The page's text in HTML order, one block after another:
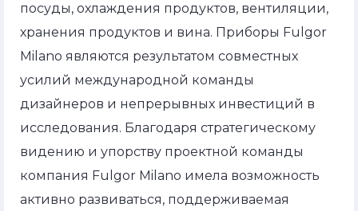
посуды, охлаждения продуктов, вентиляции,
хранения продуктов и вина. Приборы Fulgor
Milano являются результатом совместных
усилий международной команды
дизайнеров и непрерывных инвестиций в
исследования. Благодаря стратегическому
видению и упорству проектной команды
компания Fulgor Milano имела возможность
активно развиваться, поддерживаемая